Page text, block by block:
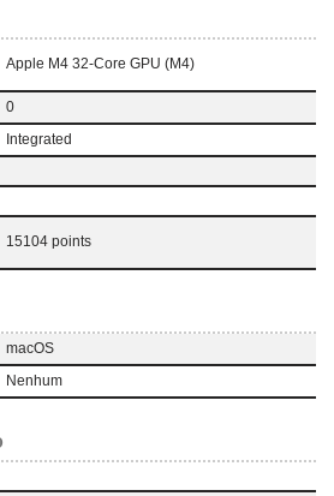
Apple M4 32-Core GPU (M4)
0
Integrated
15104 points
macOS
Nenhum